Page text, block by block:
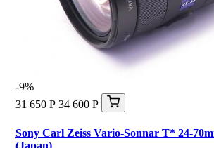
-9%
31 650 Р 34 600 Р
Sony Carl Zeiss Vario-Sonnar T* 24-